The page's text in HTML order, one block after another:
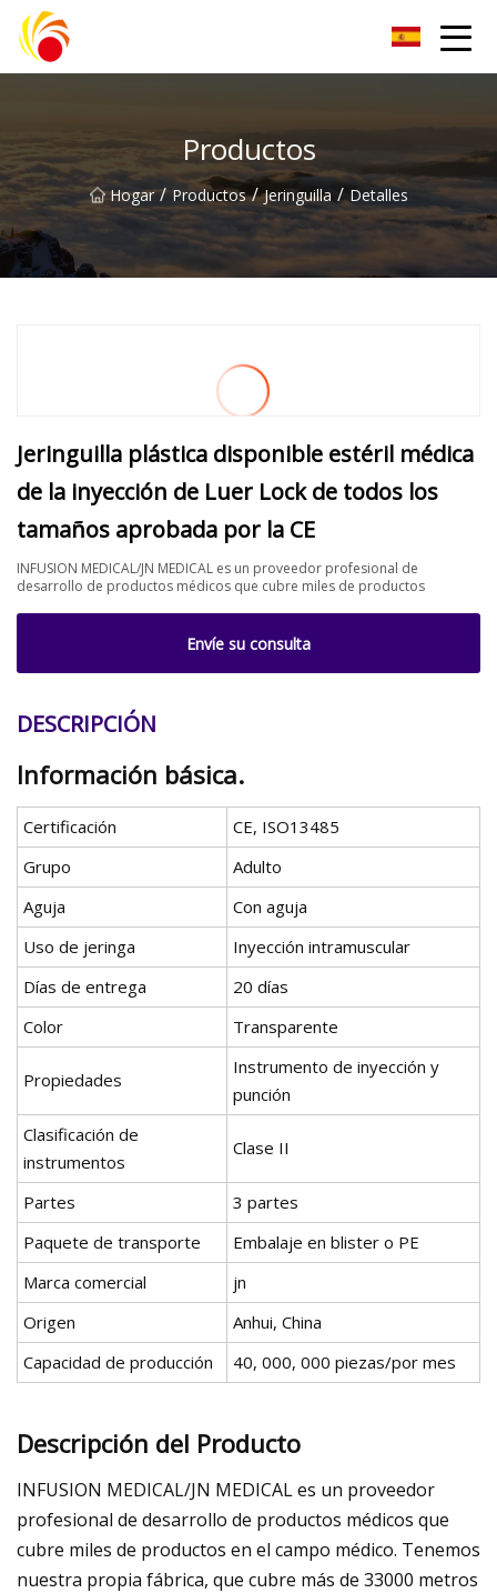
Artículos de laboratorio de plástico Co., Ltd de Wuxi
Productos
Hogar / Productos / Jeringuilla / Detalles
Jeringuilla plástica disponible estéril médica
de la inyección de Luer Lock de todos los
tamaños aprobada por la CE
INFUSION MEDICAL/JN MEDICAL es un proveedor profesional de
desarrollo de productos médicos que cubre miles de productos
Envíe su consulta
DESCRIPCIÓN
Información básica.
Certificación
CE, ISO13485
Grupo
Adulto
Aguja
Con aguja
Uso de jeringa
Inyección intramuscular
Días de entrega
20 días
Color
Transparente
Propiedades
Instrumento de inyección y
punción
Clasificación de
instrumentos
Clase II
Partes
3 partes
Paquete de transporte
Embalaje en blister o PE
Marca comercial
jn
Origen
Anhui, China
Capacidad de producción
40, 000, 000 piezas/por mes
Descripción del Producto
INFUSION MEDICAL/JN MEDICAL es un proveedor
profesional de desarrollo de productos médicos que
cubre miles de productos en el campo médico. Tenemos
nuestra propia fábrica, que cubre más de 33000 metros